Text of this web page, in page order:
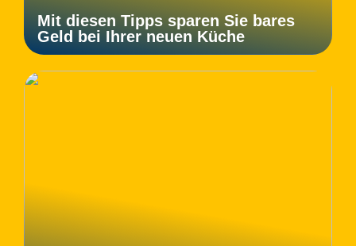
Mit diesen Tipps sparen Sie bares
Geld bei Ihrer neuen Küche